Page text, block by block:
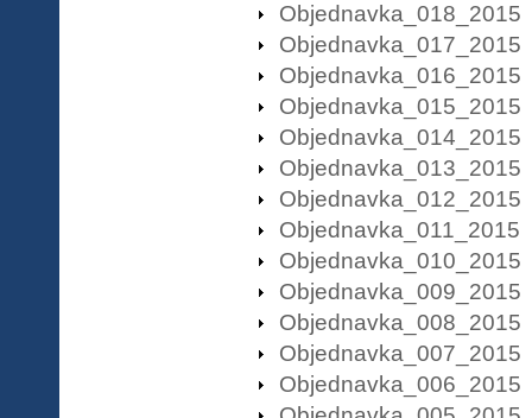
Objednavka_018_2015
Objednavka_017_2015
Objednavka_016_2015
Objednavka_015_2015
Objednavka_014_2015
Objednavka_013_2015
Objednavka_012_2015
Objednavka_011_2015
Objednavka_010_2015
Objednavka_009_2015
Objednavka_008_2015
Objednavka_007_2015
Objednavka_006_2015